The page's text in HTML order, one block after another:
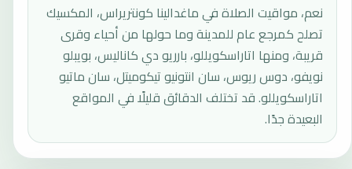
نعم، مواقيت الصلاة في ماغدالينا كونتريراس، المكسيك
تصلح كمرجع عام للمدينة وما حولها من أحياء وقرى
قريبة، ومنها اتاراسكويللو، بارريو دي كاناليس، بويبلو
نويفو، دوس ريوس، سان انتونيو تيكوميتل، سان ماتيو
اتاراسكويللو. قد تختلف الدقائق قليلًا في المواقع
البعيدة جدًا.